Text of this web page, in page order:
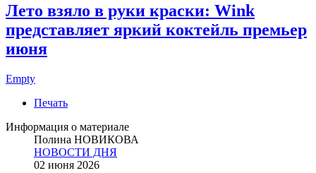
Лето взяло в руки краски: Wink
представляет яркий коктейль премьер
июня
Empty
Печать
Информация о материале
Полина НОВИКОВА
НОВОСТИ ДНЯ
02 июня 2026